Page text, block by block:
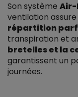
Son système Air-
ventilation assure
répartition
transpiration et
bretelles et la
garantissent un
journées.